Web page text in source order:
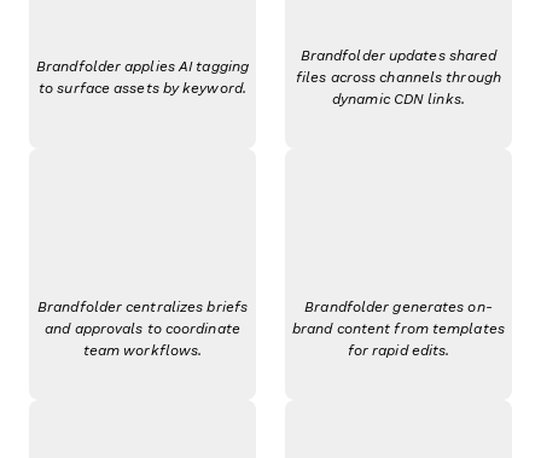
Brandfolder applies AI tagging
to surface assets by keyword.
Brandfolder updates shared
files across channels through
dynamic CDN links.
Brandfolder centralizes briefs
and approvals to coordinate
team workflows.
Brandfolder generates on-
brand content from templates
for rapid edits.